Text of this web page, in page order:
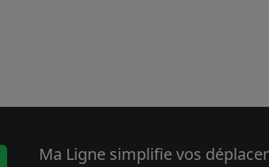
Ma Ligne simplifie vos